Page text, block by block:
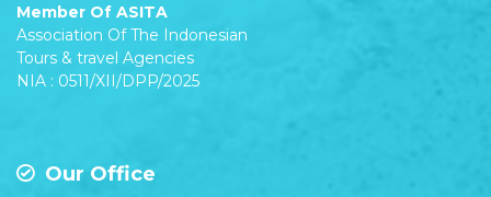
Member Of ASITA
Association Of The Indonesian
Tours & travel Agencies
NIA : 0511/XII/DPP/2025
Our Office